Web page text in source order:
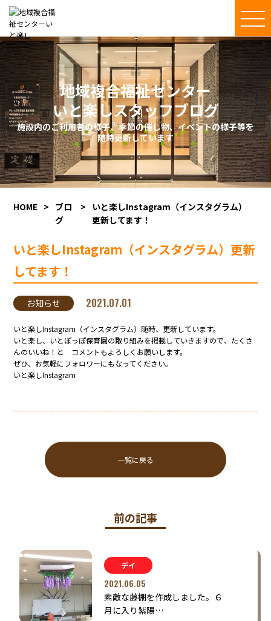
地域複合福祉センター
いと楽しスタッフブログ
施設内のご利用者の様子、季節の催し物、イベントの様子等を
随時更新しています
HOME > ブロ
グ
>
いと楽しInstagram（インスタグラム）
更新してます！
いと楽しInstagram（インスタグラム）更新
してます！
お知らせ 2021.07.01
いと楽しInstagram（インスタグラム）随時、更新しています。
いと楽し、いとぽっぽ保育園の取り組みを掲載していきますので、たくさ
んのいいね！と コメントもよろしくお願いします。
ぜひ、お気軽にフォロワーにもなってください。
いと楽しInstagram
一覧に戻る
前の記事
デイ
2021.06.05
素敵な藤棚を作成しました。６
月に入り紫陽…